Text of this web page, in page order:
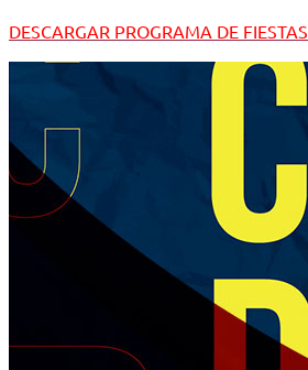
DESCARGAR PROGRAMA DE FIESTAS